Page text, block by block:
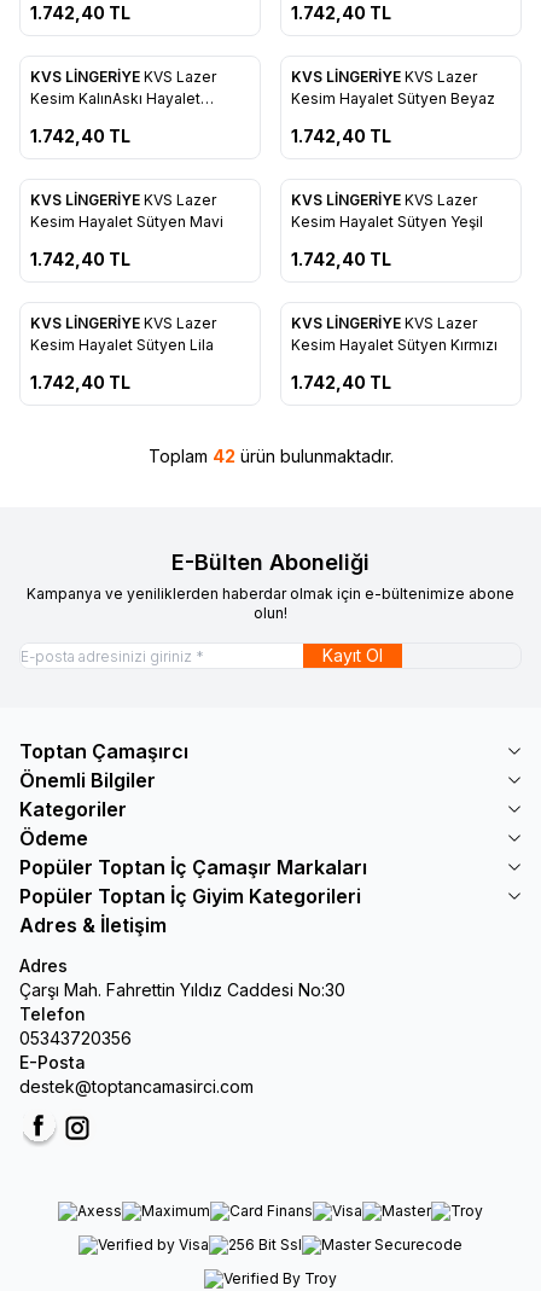
1.742,40 TL 1.742,40 TL
Favorilere Ekle
KVS LİNGERİYE KVS Lazer
Kesim KalınAskı Hayalet
1.742,40 TL
Favorilere Ekle
Tükendi
KVS LİNGERİYE KVS Lazer
Kesim Hayalet Sütyen Beyaz
1.742,40 TL
Favorilere Ekle
KVS LİNGERİYE KVS Lazer
Kesim Hayalet Sütyen Mavi
1.742,40 TL
Favorilere Ekle
Tükendi
KVS LİNGERİYE KVS Lazer
Kesim Hayalet Sütyen Yeşil
1.742,40 TL
Favorilere Ekle
KVS LİNGERİYE KVS Lazer
Kesim Hayalet Sütyen Lila
1.742,40 TL
Favorilere Ekle
Tükendi
KVS LİNGERİYE KVS Lazer
Kesim Hayalet Sütyen Kırmızı
1.742,40 TL
Toplam 42 ürün bulunmaktadır.
E-Bülten Aboneliği
Kampanya ve yeniliklerden haberdar olmak için e-bültenimize abone
olun!
Kayıt Ol
Toptan Çamaşırcı
Önemli Bilgiler
Kategoriler
Ödeme
Popüler Toptan İç Çamaşır Markaları
Popüler Toptan İç Giyim Kategorileri
Adres & İletişim
Adres
Çarşı Mah. Fahrettin Yıldız Caddesi No:30
Telefon
05343720356
E-Posta
destek@toptancamasirci.com
FacebookInstagram